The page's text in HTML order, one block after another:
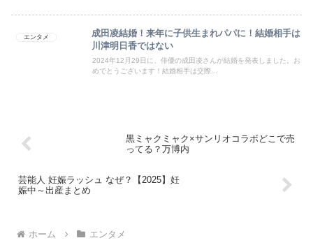
エンタメ
成田凌結婚！来年に子供生まれパパに！結婚相手は
川津明日香ではない
2024年12月29日に、俳優の成田凌さんが結婚を発表しました。お
めでとうございます！結婚相手は交際...
黒ミャクミャク×サンリオコラボどこで売
ってる？万博内
芸能人 妊娠ラッシュ なぜ？【2025】妊
娠中～出産まとめ
ホーム エンタメ